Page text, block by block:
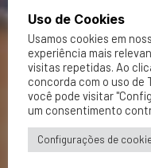
Uso de Cookies
Usamos cookies em
experiência mais
visitas repetidas. Ao
concorda com o uso de
você pode visitar
um consentimento
Configurações de